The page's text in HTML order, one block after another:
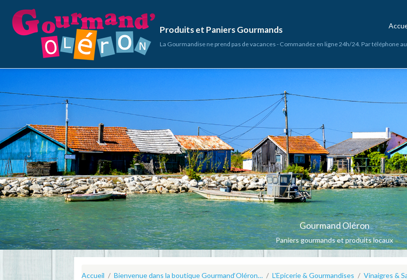
Produits et Paniers Gourmands
La Gourmandise ne prend pas de vacances - Commandez en ligne 24h/24. Par téléphone
Gourmand Oléron
Paniers gourmands et produits locaux
Accueil Bienvenue dans la boutique Gourmand‘Oléron… L'Epicerie & Gourmandises
Vinaigres &